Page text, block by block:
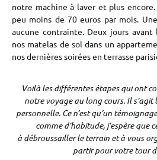
notre machine à laver et plus
peu moins de 70 euros par mois.
aucune contrainte. Deux jours
nos matelas de sol dans un
nos dernières soirées en terrasse
Voilà les différentes étapes qui ont
notre voyage aulong cours. Il
personnelle. Ce n’est qu’un
comme d’habitude, j’espère que
à débroussailler le terrain et à vous
partir pour votre tour